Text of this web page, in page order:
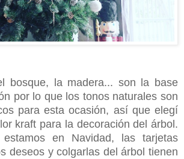
bosque, la madera... son la base
por lo que los tonos naturales son
para esta ocasión, así que elegí
kraft para la decoración del árbol.
estamos en Navidad, las tarjetas
deseos y colgarlas del árbol tienen